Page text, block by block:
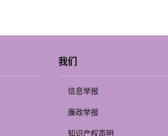
我们
信息举报
廉政举报
知识产权声明